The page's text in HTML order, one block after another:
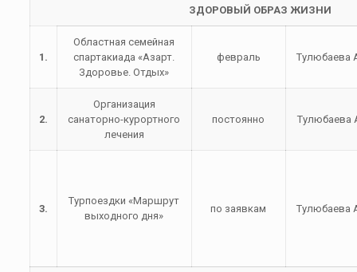
ЗДОРОВЫЙ ОБРАЗ ЖИЗНИ
1.
Областная семейная
спартакиада «Азарт.
Здоровье. Отдых»
февраль Тулюбаева
2.
Организация
санаторно-курортного
лечения
постоянно Тулюбаева
3.
Турпоездки «Маршрут
выходного дня»
по заявкам Тулюбаева